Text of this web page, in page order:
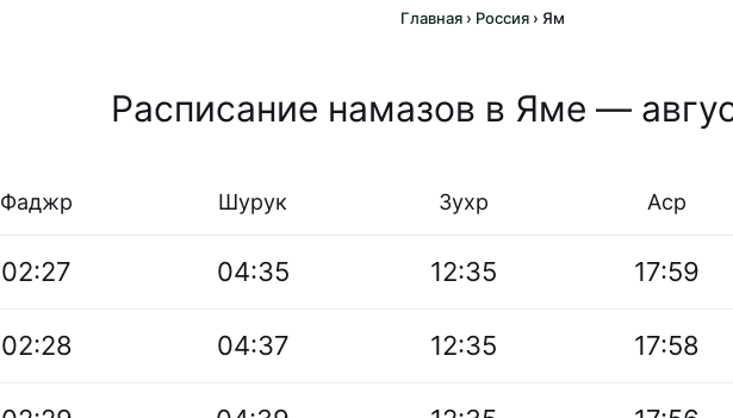
Главная › Россия › Ям
Расписание намазов в Яме —
Фаджр Шурук Зухр Аср
02:27 04:35 12:35 17:59
02:28 04:37 12:35 17:58